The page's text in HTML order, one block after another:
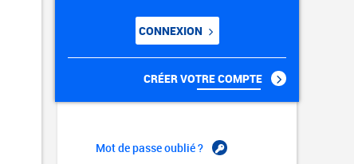
CONNEXION
CRÉER VOTRE COMPTE
Mot de passe oublié ?